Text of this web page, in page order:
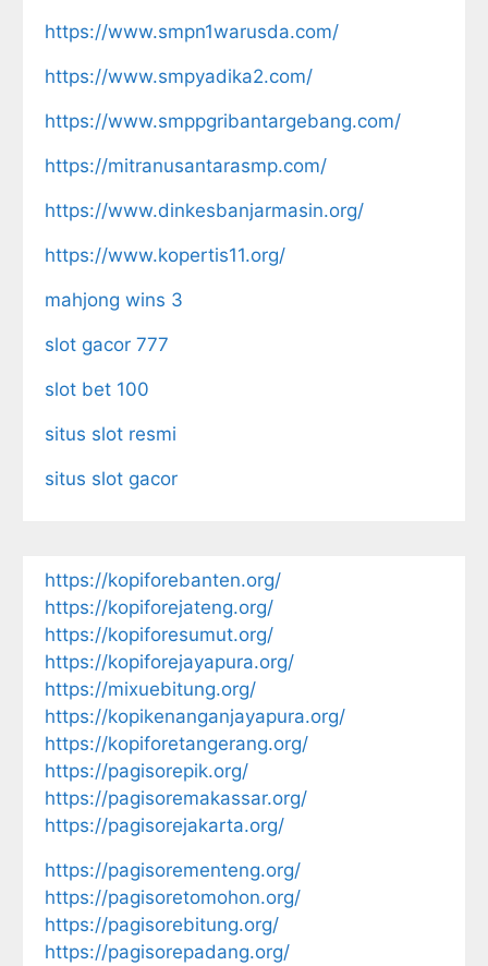
https://www.smpn1warusda.com/
https://www.smpyadika2.com/
https://www.smppgribantargebang.com/
https://mitranusantarasmp.com/
https://www.dinkesbanjarmasin.org/
https://www.kopertis11.org/
mahjong wins 3
slot gacor 777
slot bet 100
situs slot resmi
situs slot gacor
https://kopiforebanten.org/
https://kopiforejateng.org/
https://kopiforesumut.org/
https://kopiforejayapura.org/
https://mixuebitung.org/
https://kopikenanganjayapura.org/
https://kopiforetangerang.org/
https://pagisorepik.org/
https://pagisoremakassar.org/
https://pagisorejakarta.org/
https://pagisorementeng.org/
https://pagisoretomohon.org/
https://pagisorebitung.org/
https://pagisorepadang.org/